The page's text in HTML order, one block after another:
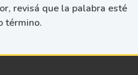
revisá que la palabra esté
término.